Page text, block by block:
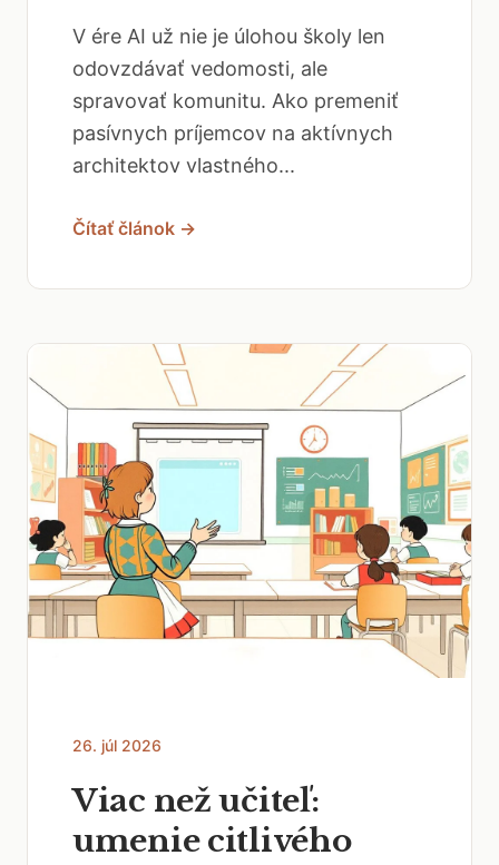
V ére AI už nie je úlohou školy len
odovzdávať vedomosti, ale
spravovať komunitu. Ako premeniť
pasívnych príjemcov na aktívnych
architektov vlastného...
Čítať článok →
26. júl 2026
Viac než učiteľ:
umenie citlivého